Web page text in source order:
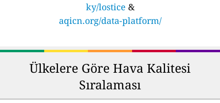
ky/lostice &
aqicn.org/data-platform/
Ülkelere Göre Hava Kalitesi
Sıralaması